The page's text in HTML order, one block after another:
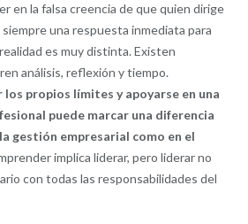
en la falsa creencia de que quien dirige
una respuesta inmediata para
es muy distinta. Existen
análisis, reflexión y tiempo.
propios límites y apoyarse en una
puede marcar una diferencia
gestión empresarial como en el
implica liderar, pero liderar no
con todas las responsabilidades del